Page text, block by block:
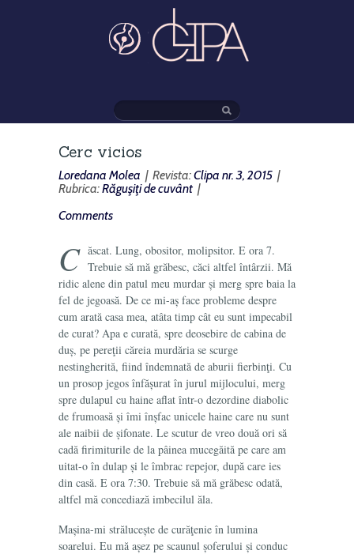
Cerc vicios
Loredana Molea | Revista:Clipa nr. 3, 2015 |
Rubrica:Răguşiţi de cuvânt |
Comments
C ăscat. Lung, obositor, molipsitor. E ora 7.
Trebuie să mă grăbesc, căci altfel întârzii. Mă
ridic alene din patul meu murdar și merg spre baia la
fel de jegoasă. De ce mi-aș face probleme despre
cum arată casa mea, atâta timp cât eu sunt impecabil
de curat? Apa e curată, spre deosebire de cabina de
duș, pe pereţii căreia murdăria se scurge
nestingherită, fiind îndemnată de aburii fierbinţi. Cu
un prosop jegos înfășurat în jurul mijlocului, merg
spre dulapul cu haine aflat într-o dezordine diabolic
de frumoasă și îmi înșfac unicele haine care nu sunt
ale naibii de șifonate. Le scutur de vreo două ori să
cadă firimiturile de la pâinea mucegăită pe care am
uitat-o în dulap și le îmbrac repejor, după care ies
din casă. E ora 7:30. Trebuie să mă grăbesc odată,
altfel mă concediază imbecilul ăla.
Mașina-mi strălucește de curăţenie în lumina
soarelui. Eu mă așez pe scaunul șoferului și conduc